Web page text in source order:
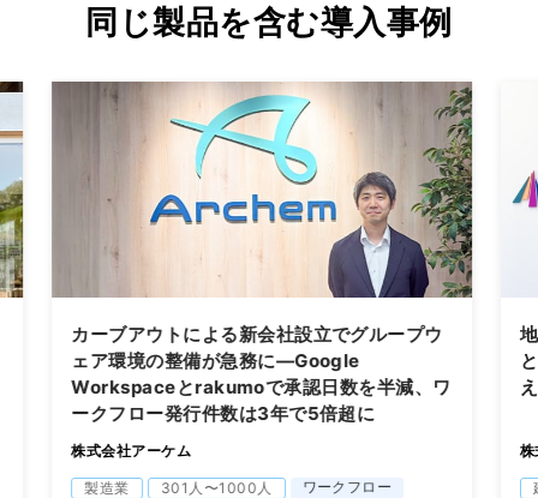
同じ製品を含む導入事例
カーブアウトによる新会社設立でグループウ
ェア環境の整備が急務に―Google
Workspaceとrakumoで承認日数を半減、ワ
ークフロー発行件数は3年で5倍超に
株式会社アーケム
製造業 301人〜1000人
ワークフロー
株